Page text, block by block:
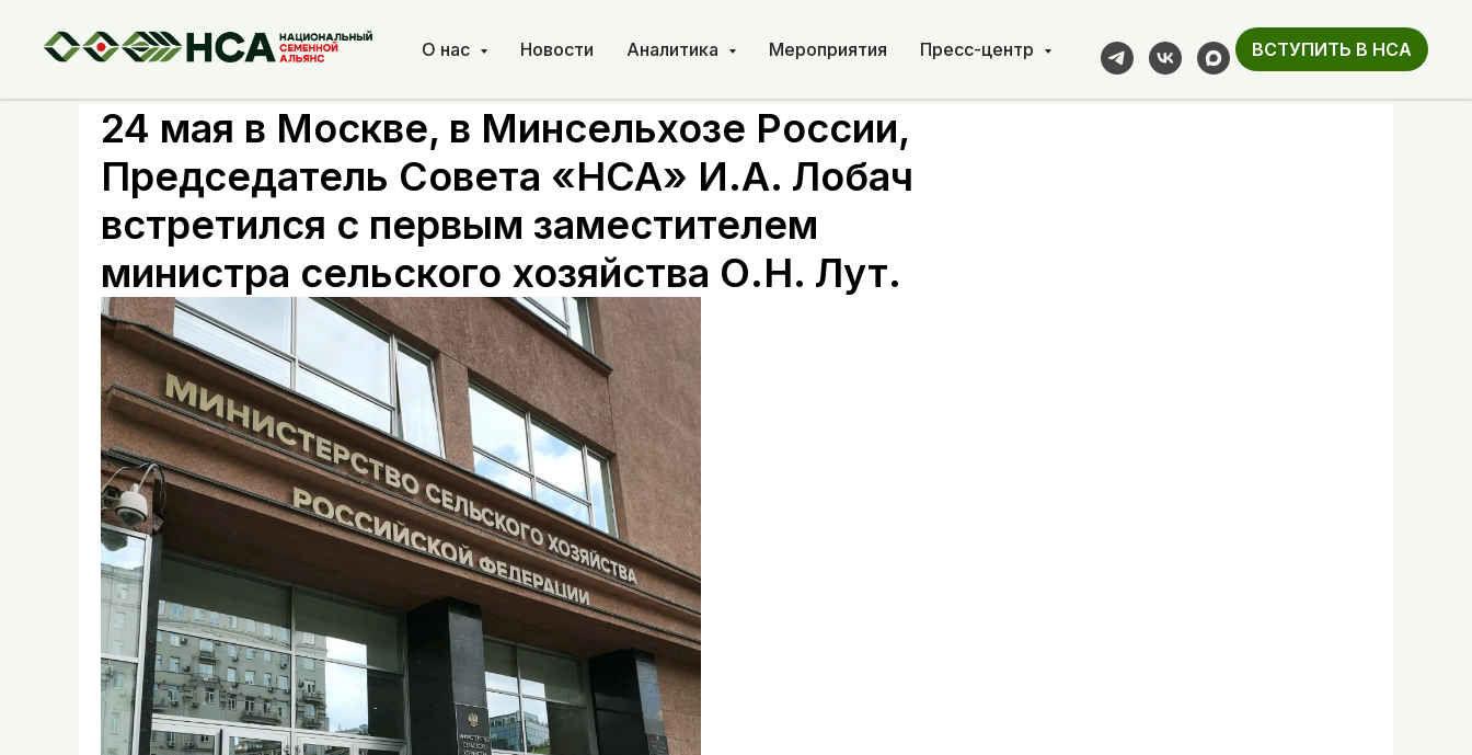
О нас Новости Аналитика Мероприятия Пресс-центр ВСТУПИТЬ В НСА
24 мая в Москве, в Минсельхозе России,
Председатель Совета «НСА» И.А. Лобач
встретился с первым заместителем
министра сельского хозяйства О.Н. Лут.